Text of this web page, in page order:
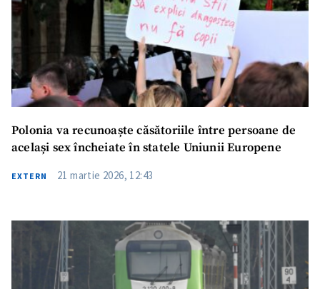
Polonia va recunoaște căsătoriile între persoane de
același sex încheiate în statele Uniunii Europene
EXTERN 21 martie 2026, 12:43